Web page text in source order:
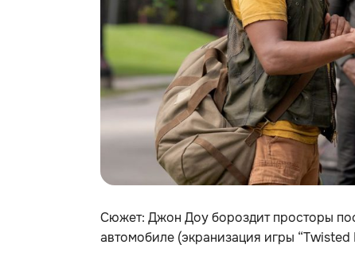
Сюжет: Джон Доу бороздит просторы
автомобиле (экранизация игры